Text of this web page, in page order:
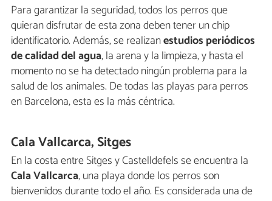
Para garantizar la seguridad, todos los perros que
quieran disfrutar de esta zona deben tener un chip
identificatorio. Además, se realizanestudios periódicos
de calidad del agua, la arena y la limpieza, y hasta el
momento no se ha detectado ningún problema para la
salud de los animales. De todas las playas para perros
en Barcelona, esta es la más céntrica.
Cala Vallcarca, Sitges
En la costa entre Sitges y Castelldefels se encuentra la
Cala Vallcarca, una playa donde los perros son
bienvenidos durante todo el año. Es considerada una de